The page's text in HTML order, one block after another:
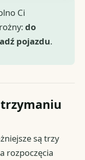
Ci
do
pojazdu.
są trzy
rozpoczęcia